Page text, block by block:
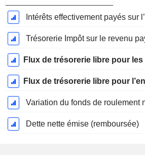
Intérêts effectivement payés sur
Variation du fonds de roulement
Dette nette émise (remboursée)